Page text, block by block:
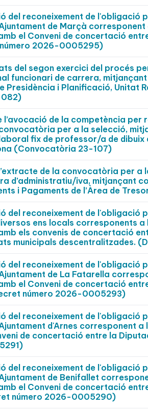
del reconeixement de l'obligació
de Marçà
el Conveni de concertació
2026-0005295)
del segon exercici del procés
funcionari de carrera,
Presidència i Planificació, Unitat
l’avocació de la competència
per a la selecció,
fix de professor/a de dibuix
(Convocatòria 23-107)
de la convocatòria per a
d’administratiu/iva, mitjançant
i Pagaments de l’Àrea de
del reconeixement de l'obligació
ens locals corresponents
els convenis de concertació
municipals descentralitzades.
del reconeixement de l'obligació
de La Fatarella
el Conveni de concertació
número 2026-0005293)
del reconeixement de l'obligació
d'Arnes corresponent
de concertació entre la
del reconeixement de l'obligació
de Benifallet
el Conveni de concertació
número 2026-0005290)